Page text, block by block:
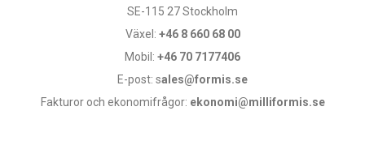
SE-115 27 Stockholm
Växel: +46 8 660 68 00
Mobil: +46 70 7177406
E-post: sales@formis.se
Fakturor och ekonomifrågor: ekonomi@milliformis.se